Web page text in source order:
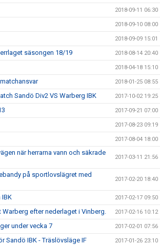
2018-09-11 06:30
2018-09-10 08:00
2018-09-09 15:01
säsongen 18/19 2018-08-14 20:40
2018-04-18 15:10
2018-01-25 08:55
Sandö Div2 VS Warberg IBK 2017-10-02 19:25
2017-09-21 07:00
2017-08-23 09:19
2017-08-04 18:00
när herrarna vann och säkrade
2017-03-11 21:56
på sportlovslägret med
2017-02-20 18:40
IBK 2017-02-17 09:50
efter nederlaget i Vinberg. 2017-02-16 10:12
under vecka 7 2017-02-01 07:56
Sandö IBK - Träslövsläge IF 2017-01-26 23:10